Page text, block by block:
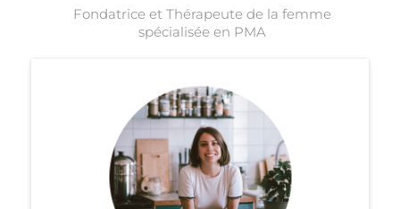
Fondatrice et Thérapeute de la femme
spécialisée en PMA